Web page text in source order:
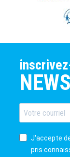
J'accepte
pris